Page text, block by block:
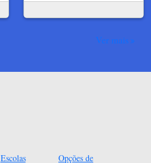
Ver mais
Escolas Opções de